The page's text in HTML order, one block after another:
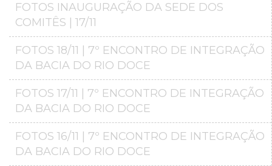
FOTOS INAUGURAÇÃO DA SEDE DOS
COMITÊS | 17/11
FOTOS 18/11 | 7º ENCONTRO DE INTEGRAÇÃO
DA BACIA DO RIO DOCE
FOTOS 17/11 | 7º ENCONTRO DE INTEGRAÇÃO
DA BACIA DO RIO DOCE
FOTOS 16/11 | 7º ENCONTRO DE INTEGRAÇÃO
DA BACIA DO RIO DOCE